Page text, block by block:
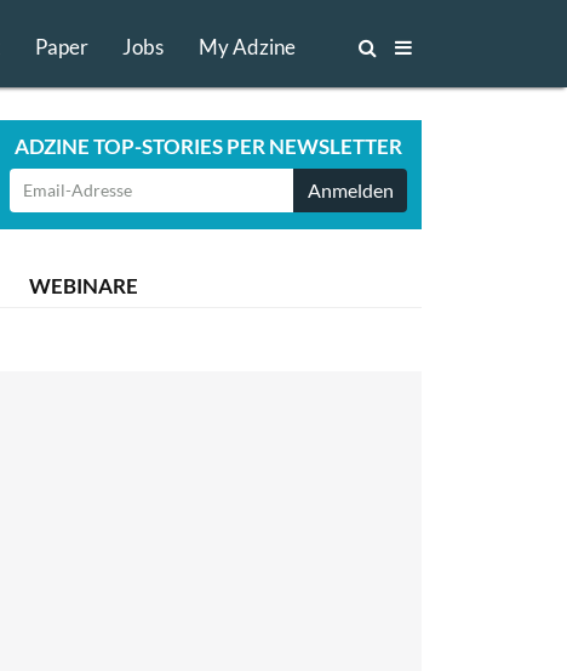
Paper Jobs My Adzine
ADZINE TOP-STORIES PER NEWSLETTER
Anmelden
WEBINARE